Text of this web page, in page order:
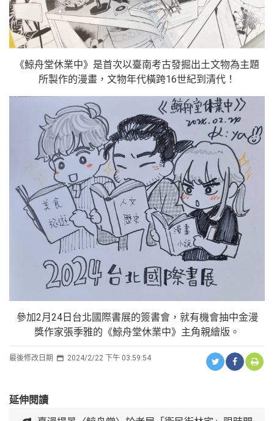
《鯨舟堂休業中》是首次以臺南考古發掘出土文物為主題
所製作的漫畫，文物年代橫跨16世紀到清代！
參加2月24日台北國際書展的簽書會，就有機會抽中金漫
獎作家張季雅的《鯨舟堂休業中》主角親繪版。
最後修改日期 2024/2/22 下午 03:59:54
延伸閱讀